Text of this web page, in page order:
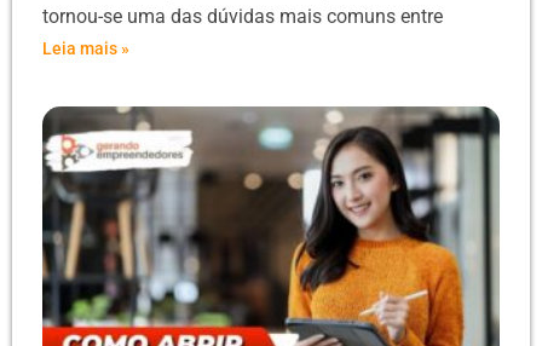
tornou-se uma das dúvidas mais comuns entre
Leia mais »